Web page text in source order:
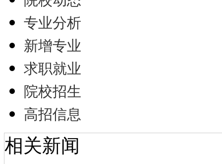
专业分析
新增专业
求职就业
院校招生
高招信息
相关新闻